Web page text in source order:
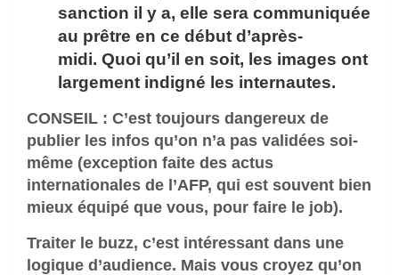
sanction il y a, elle sera communiquée
au prêtre en ce début d’après-
midi. Quoi qu’il en soit, les images ont
largement indigné les internautes.
CONSEIL : C’est toujours dangereux de
publier les infos qu’on n’a pas validées soi-
même (exception faite des actus
internationales de l’AFP, qui est souvent bien
mieux équipé que vous, pour faire le job).
Traiter le buzz, c’est intéressant dans une
logique d’audience. Mais vous croyez qu’on